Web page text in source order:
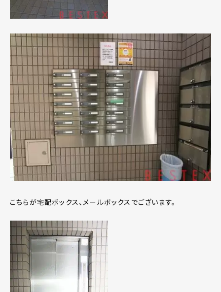
こちらが宅配ボックス、メールボックスでございます。